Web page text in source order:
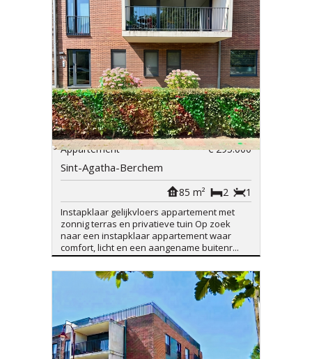
Appartement € 295.000
Sint-Agatha-Berchem
1
2
85 m²
Instapklaar gelijkvloers appartement met
zonnig terras en privatieve tuin Op zoek
naar een instapklaar appartement waar
comfort, licht en een aangename buitenr...